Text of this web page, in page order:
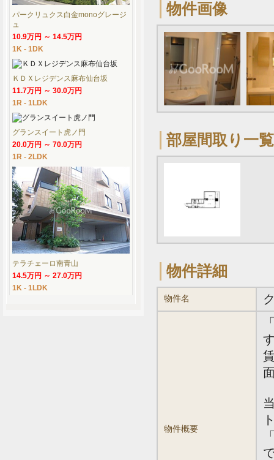
物件画像
部屋間取り一覧
物件詳細
物件名
物件概要
パークリュクス白金monoグレージ
ュ
10.9万円 ～ 14.5万円
1K - 1DK
ＫＤＸレジデンス麻布仙台坂
11.7万円 ～ 30.0万円
1R - 1LDK
グランスイート虎ノ門
20.0万円 ～ 70.0万円
1R - 2LDK
テラチェーロ南青山
14.5万円 ～ 27.0万円
1K - 1LDK